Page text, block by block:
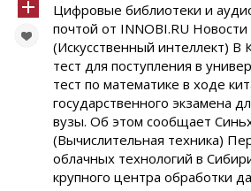
Цифровые библиотеки и
почтой от INNOBI.RU
(Искусственный интеллект) В
тест для поступления в
тест по математике в ходе
государственного экзамена
вузы. Об этом сообщает
(Вычислительная техника)
облачных технологий в
крупного центра обработки